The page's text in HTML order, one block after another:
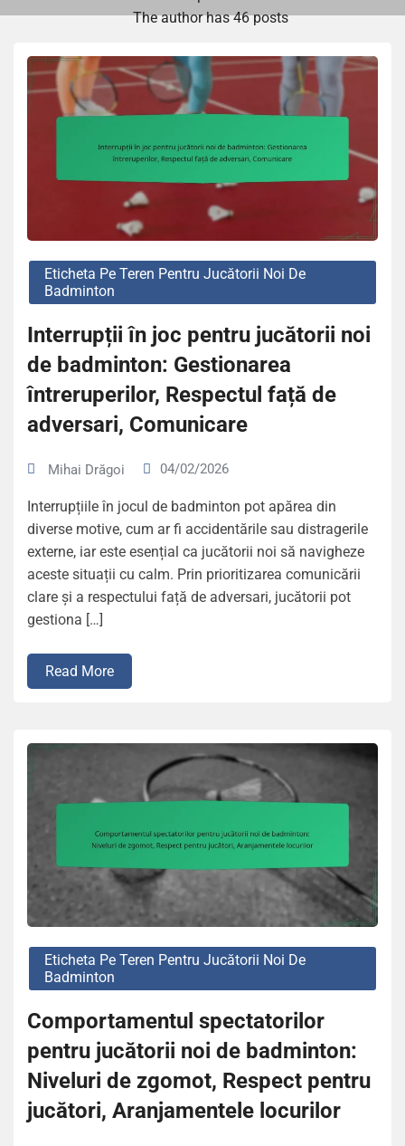
The author has 46 posts
Eticheta Pe Teren Pentru Jucătorii Noi De
Badminton
Interrupții în joc pentru jucătorii noi
de badminton: Gestionarea
întreruperilor, Respectul față de
adversari, Comunicare
Mihai Drăgoi 04/02/2026
Interrupțiile în jocul de badminton pot apărea din
diverse motive, cum ar fi accidentările sau distragerile
externe, iar este esențial ca jucătorii noi să navigheze
aceste situații cu calm. Prin prioritizarea comunicării
clare și a respectului față de adversari, jucătorii pot
gestiona […]
Read More
Eticheta Pe Teren Pentru Jucătorii Noi De
Badminton
Comportamentul spectatorilor
pentru jucătorii noi de badminton:
Niveluri de zgomot, Respect pentru
jucători, Aranjamentele locurilor